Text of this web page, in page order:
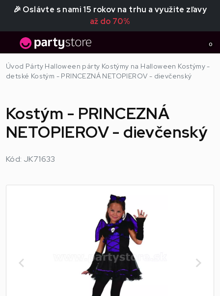
🎉 Oslávte s nami 15 rokov na trhu a využite zľavy
až do 70%
0
Úvod Párty Halloween párty Kostýmy na Halloween Kostýmy -
detské Kostým - PRINCEZNÁ NETOPIEROV - dievčenský
Kostým - PRINCEZNÁ
NETOPIEROV - dievčenský
Kód: JK71633